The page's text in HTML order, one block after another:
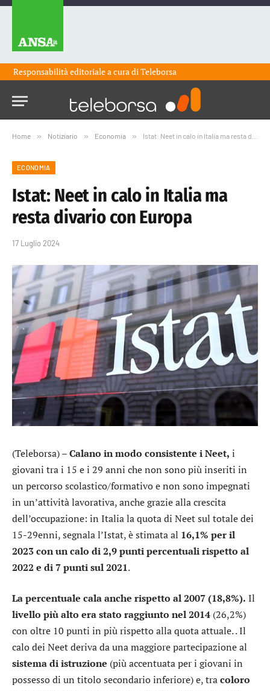
Responsabilità editoriale a cura diTeleborsa
Home » Notiziario » Economia » Istat: Neet in calo in Italia ma resta divario con Europa
ECONOMIA
Istat: Neet in calo in Italia ma
resta divario con Europa
17 Luglio 2024
(Teleborsa) –Calano in modo consistente i Neet, i
giovani tra i 15 e i 29 anni che non sono più inseriti in
un percorso scolastico/formativo e non sono impegnati
in un’attività lavorativa, anche grazie alla crescita
dell’occupazione: in Italia la quota di Neet sul totale dei
15-29enni, segnala l’Istat, è stimata al 16,1% per il
2023 con un calo di 2,9 punti percentuali rispetto al
2022 e di 7 punti sul 2021.
La percentuale cala anche rispetto al 2007 (18,8%). Il
livello più alto era stato raggiunto nel 2014 (26,2%)
con oltre 10 punti in più rispetto alla quota attuale. . Il
calo dei Neet deriva da una maggiore partecipazione al
sistema di istruzione (più accentuata per i giovani in
possesso di un titolo secondario inferiore) e, tracoloro